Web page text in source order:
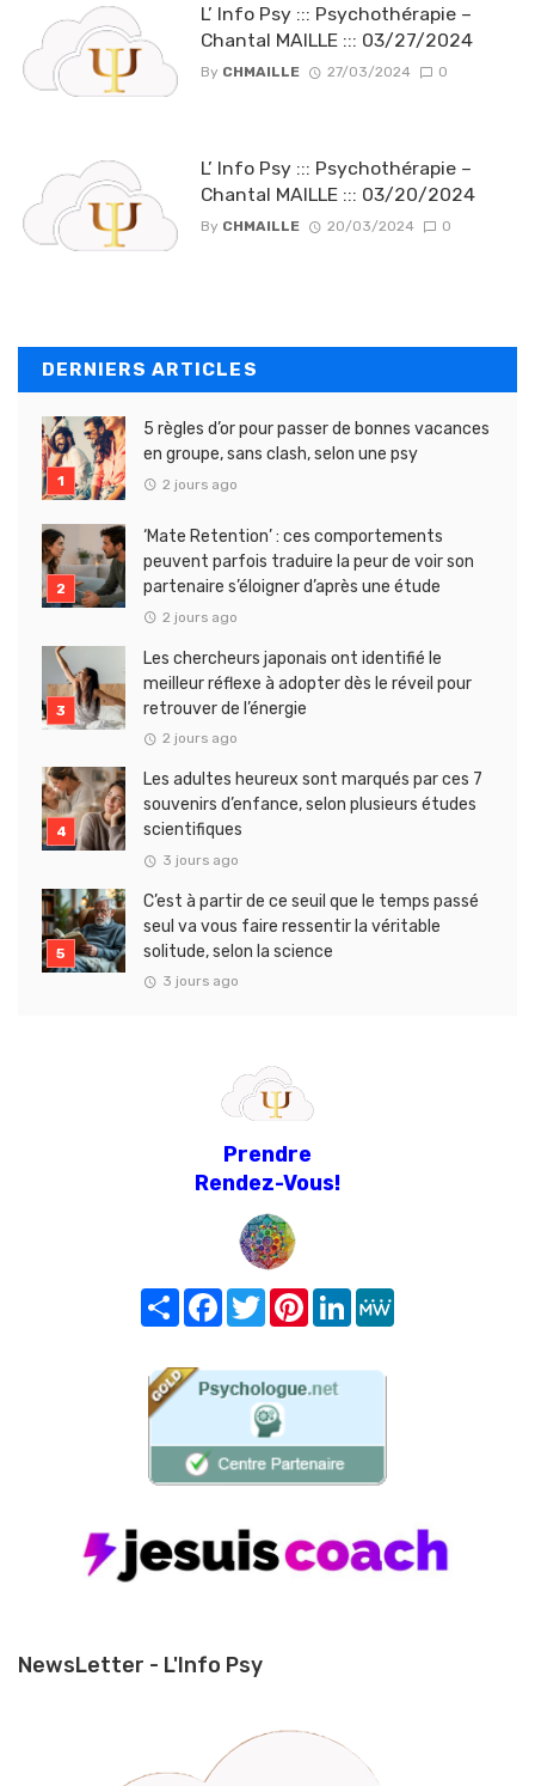
L’ Info Psy ::: Psychothérapie –
Chantal MAILLE ::: 03/27/2024
By CHMAILLE 27/03/2024 0
L’ Info Psy ::: Psychothérapie –
Chantal MAILLE ::: 03/20/2024
By CHMAILLE 20/03/2024 0
DERNIERS ARTICLES
5 règles d’or pour passer de bonnes vacances
en groupe, sans clash, selon une psy
2 jours ago
‘Mate Retention’ : ces comportements
peuvent parfois traduire la peur de voir son
partenaire s’éloigner d’après une étude
2 jours ago
Les chercheurs japonais ont identifié le
meilleur réflexe à adopter dès le réveil pour
retrouver de l’énergie
2 jours ago
Les adultes heureux sont marqués par ces 7
souvenirs d’enfance, selon plusieurs études
scientifiques
3 jours ago
C’est à partir de ce seuil que le temps passé
seul va vous faire ressentir la véritable
solitude, selon la science
3 jours ago
Prendre
Rendez-Vous!
Share FacebookTwitterPinterest
LinkedIn
NewsLetter - L'Info Psy